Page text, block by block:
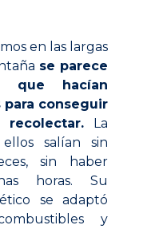
en las largas
se parece
que hacían
para conseguir
La
salían sin
sin haber
horas. Su
se adaptó
y